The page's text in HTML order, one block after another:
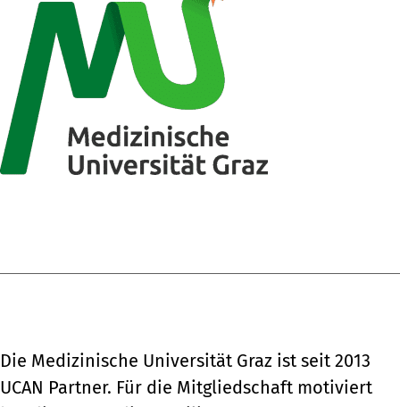
Die Medizinische Universität Graz ist seit 2013
UCAN Partner. Für die Mitgliedschaft motiviert